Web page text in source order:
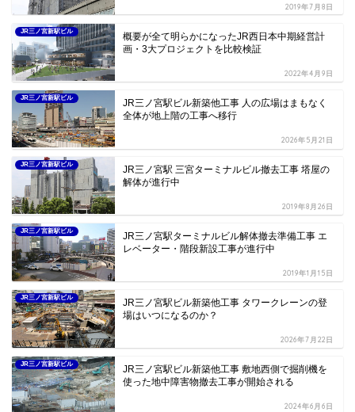
2019年7月8日
JR三ノ宮新駅ビル
概要が全て明らかになったJR西日本中期経営計
画・3大プロジェクトを比較検証
2022年4月9日
JR三ノ宮新駅ビル
JR三ノ宮駅ビル新築他工事 人の広場はまもなく
全体が地上階の工事へ移行
2026年5月21日
JR三ノ宮新駅ビル
JR三ノ宮駅 三宮ターミナルビル撤去工事 塔屋の
解体が進行中
2019年8月26日
JR三ノ宮新駅ビル
JR三ノ宮駅ターミナルビル解体撤去準備工事 エ
レベーター・階段新設工事が進行中
2019年1月15日
JR三ノ宮新駅ビル
JR三ノ宮駅ビル新築他工事 タワークレーンの登
場はいつになるのか？
2026年7月22日
JR三ノ宮新駅ビル
JR三ノ宮駅ビル新築他工事 敷地西側で掘削機を
使った地中障害物撤去工事が開始される
2024年6月6日